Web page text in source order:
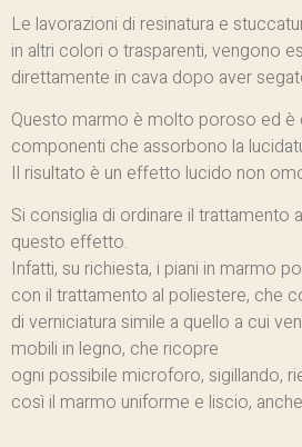
Le lavorazioni di resinatura e
in altri colori o trasparenti, vengono
direttamente in cava dopo aver
Questo marmo è molto poroso ed
componenti che assorbono la
Il risultato è un effetto lucido non
Si consiglia di ordinare il trattamento
questo effetto.
Infatti, su richiesta, i piani in marmo
con il trattamento al poliestere, che
di verniciatura simile a quello a cui
mobili in legno, che ricopre
ogni possibile microforo, sigillando,
così il marmo uniforme e liscio,